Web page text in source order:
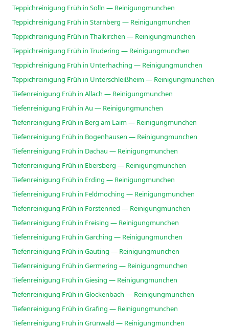
Teppichreinigung Früh in Solln — Reinigungmunchen
Teppichreinigung Früh in Starnberg — Reinigungmunchen
Teppichreinigung Früh in Thalkirchen — Reinigungmunchen
Teppichreinigung Früh in Trudering — Reinigungmunchen
Teppichreinigung Früh in Unterhaching — Reinigungmunchen
Teppichreinigung Früh in Unterschleißheim — Reinigungmunchen
Tiefenreinigung Früh in Allach — Reinigungmunchen
Tiefenreinigung Früh in Au — Reinigungmunchen
Tiefenreinigung Früh in Berg am Laim — Reinigungmunchen
Tiefenreinigung Früh in Bogenhausen — Reinigungmunchen
Tiefenreinigung Früh in Dachau — Reinigungmunchen
Tiefenreinigung Früh in Ebersberg — Reinigungmunchen
Tiefenreinigung Früh in Erding — Reinigungmunchen
Tiefenreinigung Früh in Feldmoching — Reinigungmunchen
Tiefenreinigung Früh in Forstenried — Reinigungmunchen
Tiefenreinigung Früh in Freising — Reinigungmunchen
Tiefenreinigung Früh in Garching — Reinigungmunchen
Tiefenreinigung Früh in Gauting — Reinigungmunchen
Tiefenreinigung Früh in Germering — Reinigungmunchen
Tiefenreinigung Früh in Giesing — Reinigungmunchen
Tiefenreinigung Früh in Glockenbach — Reinigungmunchen
Tiefenreinigung Früh in Grafing — Reinigungmunchen
Tiefenreinigung Früh in Grünwald — Reinigungmunchen